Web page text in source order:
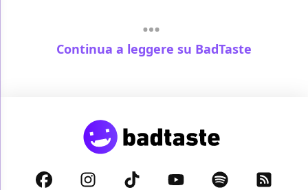
Continua a leggere su BadTaste